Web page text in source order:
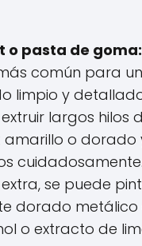
o pasta de goma:
común para un
limpio y
largos hilos
o dorado
se puede
dorado metálico
o extracto de